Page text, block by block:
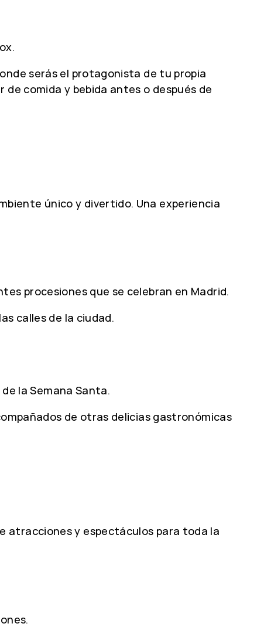
serás el protagonista de tu propia
comida y bebida antes o después de
único y divertido. Una experiencia
procesiones que se celebran en Madrid.
calles de la ciudad.
la Semana Santa.
de otras delicias gastronómicas
atracciones y espectáculos para toda la